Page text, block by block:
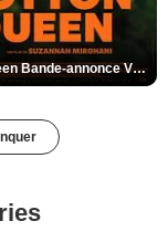
Cotton Queen Bande-annonce VO STFR